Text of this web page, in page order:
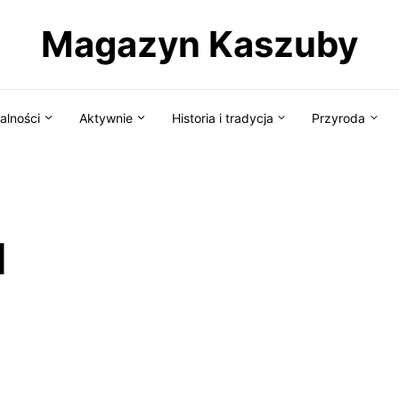
Magazyn Kaszuby
Aktywnie Historia i tradycja Przyroda